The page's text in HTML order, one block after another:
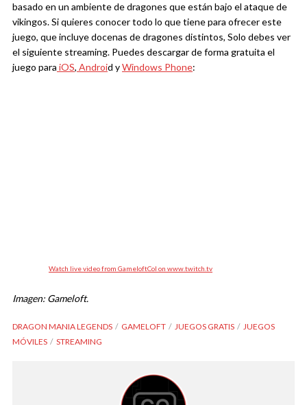
basado en un ambiente de dragones que están bajo el ataque de
vikingos. Si quieres conocer todo lo que tiene para ofrecer este
juego, que incluye docenas de dragones distintos, Solo debes ver
el siguiente streaming. Puedes descargar de forma gratuita el
juego para iOS, Android yWindows Phone:
Watch live video from GameloftCol on www.twitch.tv
Imagen: Gameloft.
DRAGON MANIA LEGENDS GAMELOFT JUEGOS GRATIS
JUEGOS
MÓVILES
STREAMING